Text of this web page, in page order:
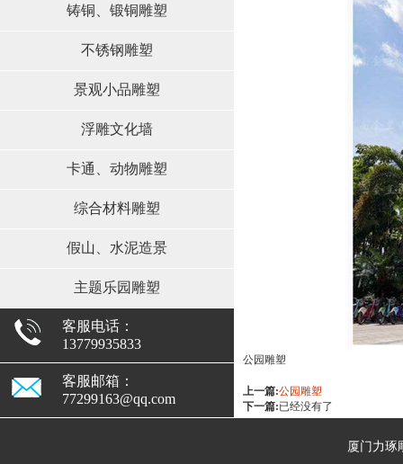
铸铜、锻铜雕塑
不锈钢雕塑
景观小品雕塑
浮雕文化墙
卡通、动物雕塑
综合材料雕塑
假山、水泥造景
主题乐园雕塑
客服电话：
13779935833
客服邮箱：
77299163@qq.com
公园雕塑
上一篇:公园雕塑
下一篇:已经没有了
厦门力琢